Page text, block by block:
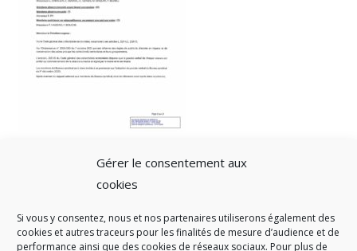
Gérer le consentement aux
cookies
Si vous y consentez, nous et nos partenaires utiliserons également des
cookies et autres traceurs pour les finalités de mesure d’audience et de
performance ainsi que des cookies de réseaux sociaux. Pour plus de
A SAVOIR